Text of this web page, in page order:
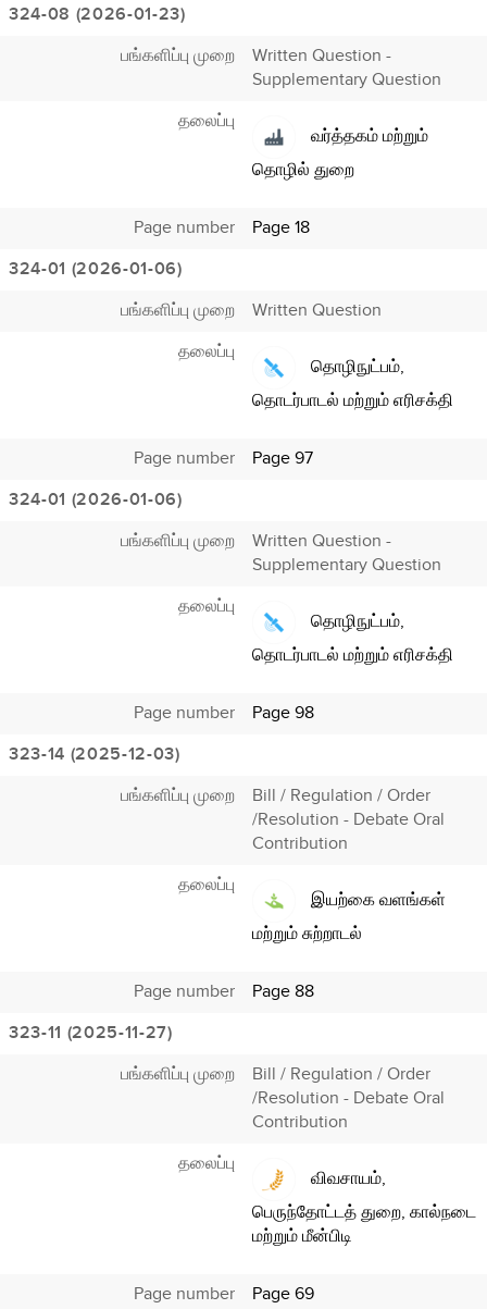
324-08 (2026-01-23)
பங்களிப்பு முறை
Written Question -
Supplementary Question
தலைப்பு
வர்த்தகம் மற்றும்
தொழில் துறை
Page number
Page 18
324-01 (2026-01-06)
பங்களிப்பு முறை
Written Question
தலைப்பு
தொழிநுட்பம்,
தொடர்பாடல் மற்றும் எரிசக்தி
Page number
Page 97
324-01 (2026-01-06)
பங்களிப்பு முறை
Written Question -
Supplementary Question
தலைப்பு
தொழிநுட்பம்,
தொடர்பாடல் மற்றும் எரிசக்தி
Page number
Page 98
323-14 (2025-12-03)
பங்களிப்பு முறை
Bill / Regulation / Order
/Resolution - Debate Oral
Contribution
தலைப்பு
இயற்கை வளங்கள்
மற்றும் சுற்றாடல்
Page number
Page 88
323-11 (2025-11-27)
பங்களிப்பு முறை
Bill / Regulation / Order
/Resolution - Debate Oral
Contribution
தலைப்பு
விவசாயம்,
பெருந்தோட்டத் துறை, கால்நடை
மற்றும் மீன்பிடி
Page number
Page 69